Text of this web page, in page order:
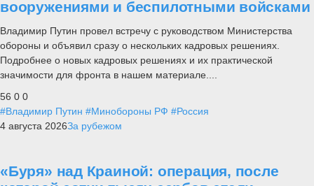
вооружениями и беспилотными войсками
Владимир Путин провел встречу с руководством Министерства
обороны и объявил сразу о нескольких кадровых решениях.
Подробнее о новых кадровых решениях и их практической
значимости для фронта в нашем материале....
56 0 0
#Владимир Путин #Минобороны РФ #Россия
4 августа 2026За рубежом
«Буря» над Краиной: операция, после